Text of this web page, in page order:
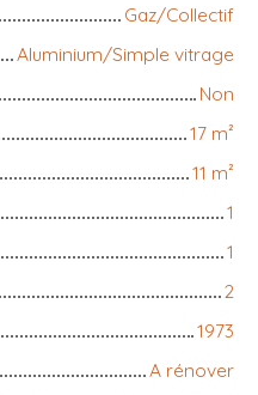
Gaz/Collectif
Aluminium/Simple vitrage
Non
17 m²
11 m²
1
1
2
1973
A rénover